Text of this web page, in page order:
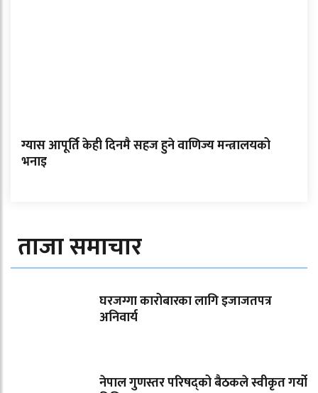
ग्यास आपूर्ति केही दिनमै सहज हुने वाणिज्य मन्त्रालयको
भनाइ
ताजा समाचार
घरजग्गा कारोबारका लागि इजाजतपत्र
अनिवार्य
नेपाल गुणस्तर परिषद्को बैठकले स्वीकृत गर्यो